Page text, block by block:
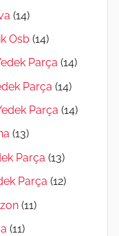
(14)
Osb (14)
Parça (14)
Parça (14)
Parça (14)
(13)
Parça (13)
Parça (12)
(11)
(11)